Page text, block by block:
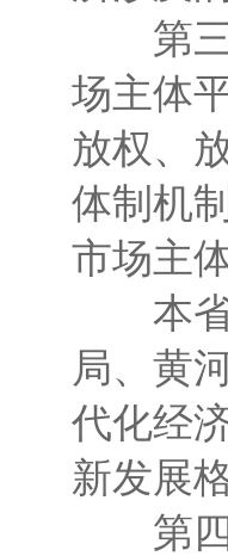
第三
场主体
放权、
体制机
市场主
本省
局、黄
代化经
新发展
第四